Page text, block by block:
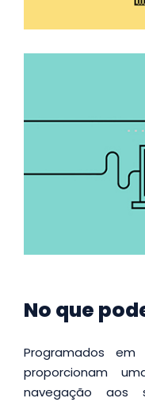
No que
Programados em
proporcionam
navegação aos